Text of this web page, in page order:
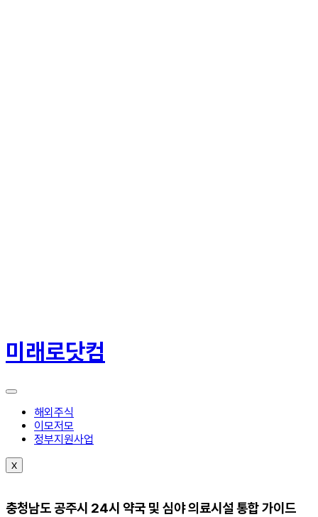
텐
츠
너
미래로닷컴
해외주식
이모저모
정부지원사업
X
충청남도 공주시 24시 약국 및 심야 의료시설 통합 가이드